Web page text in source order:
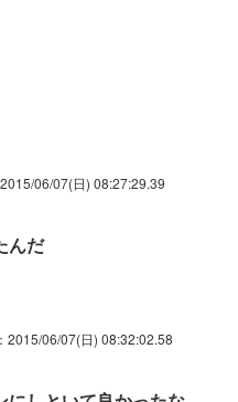
2015/06/07(日) 08:27:29.39
んだ
：2015/06/07(日) 08:32:02.58